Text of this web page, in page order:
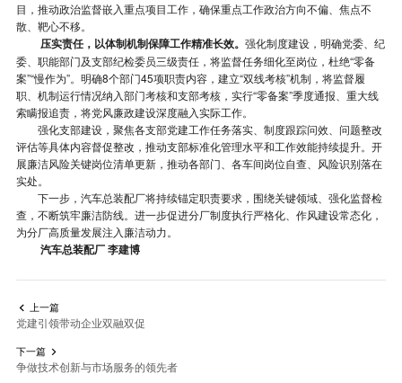
目，推动政治监督嵌入重点项目工作，确保重点工作政治方向不偏、焦点不
散、靶心不移。
压实责任，以体制机制保障工作精准长效。 强化制度建设，明确党委、纪
委、职能部门及支部纪检委员三级责任，将监督任务细化至岗位，杜绝“零备
案”“慢作为”。明确8个部门45项职责内容，建立“双线考核”机制，将监督履
职、机制运行情况纳入部门考核和支部考核，实行“零备案”季度通报、重大线
索瞒报追责，将党风廉政建设深度融入实际工作。
强化支部建设，聚焦各支部党建工作任务落实、制度跟踪问效、问题整改
评估等具体内容督促整改，推动支部标准化管理水平和工作效能持续提升。开
展廉洁风险关键岗位清单更新，推动各部门、各车间岗位自查、风险识别落在
实处。
下一步，汽车总装配厂将持续锚定职责要求，围绕关键领域、强化监督检
查，不断筑牢廉洁防线。进一步促进分厂制度执行严格化、作风建设常态化，
为分厂高质量发展注入廉洁动力。
汽车总装配厂 李建博
 上一篇
党建引领带动企业双融双促
下一篇 
争做技术创新与市场服务的领先者